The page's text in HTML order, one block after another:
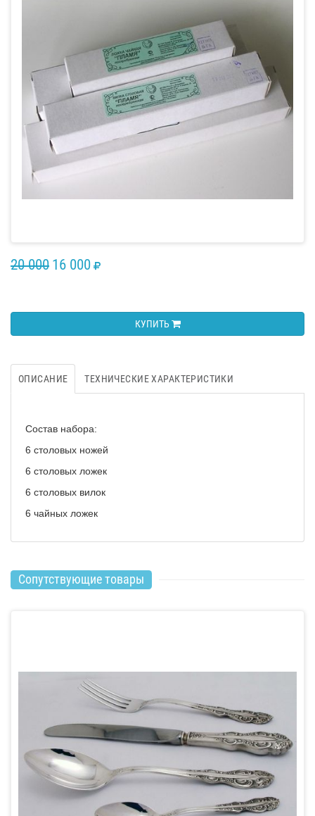
20 000 16 000 RUB
КУПИТЬ
ОПИСАНИЕ ТЕХНИЧЕСКИЕ ХАРАКТЕРИСТИКИ
Состав набора:
6 столовых ножей
6 столовых ложек
6 столовых вилок
6 чайных ложек
Сопутствующие товары